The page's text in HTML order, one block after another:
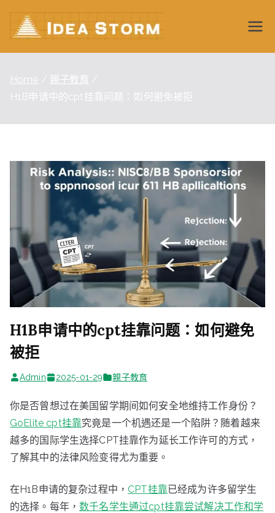
content
Wiki
Home
親子教育
H1B申请中的cpt挂靠问题：如何避免被拒
H1B申请中的cpt挂靠问题：如何避免
被拒
Admin 2025-01-29 親子教育
你是否曾想过在美国留学期间如何安全地维持工作身份？
GoElite cpt挂靠究竟是一个机遇还是一个陷阱？随着越来
越多的国际学生选择CPT挂靠作为延长工作许可的方式，
了解其中的法律风险变得尤为重要。
在H1B申请的复杂过程中，CPT挂靠已经成为许多留学生
的选择。每年，数千名学生通过cpt挂靠尝试解决工作和学